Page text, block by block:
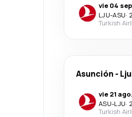
vie 04
LJU-ASU·
Turkish
Asunción -
vie 21 ago.
ASU-LJU·
Turkish